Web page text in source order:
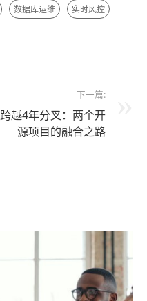
数据库运维 实时风控
下一篇:
跨越4年分叉：两个开
源项目的融合之路